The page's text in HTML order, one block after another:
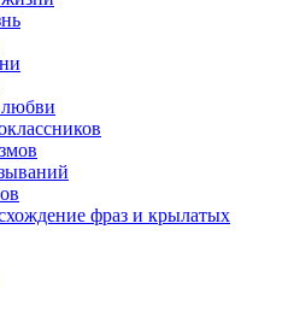
фраз и крылатых